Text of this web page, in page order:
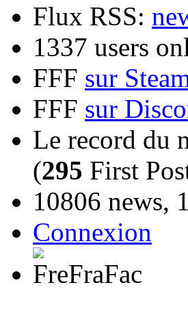
Flux RSS:
1337 users
FFF sur
FFF sur
Le record du
(295 First
10806 news,
Connexion